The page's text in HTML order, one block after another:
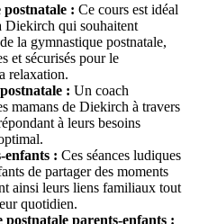
: Ce cours est idéal
Diekirch qui souhaitent
la gymnastique postnatale,
et sécurisés pour le
relaxation.
: Un coach
mamans de Diekirch à travers
à leurs besoins
enfants : Ces séances ludiques
de partager des moments
ainsi leurs liens familiaux tout
quotidien.
parents-enfants :